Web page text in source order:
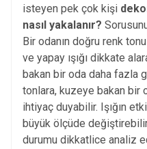
isteyen pek çok kişi
nasıl yakalanır?
Bir odanın doğru renk
ve yapay ışığı dikkate
bakan bir oda daha fazla
tonlara, kuzeye bakan bir
ihtiyaç duyabilir. Işığın
büyük ölçüde
durumu dikkatlice analiz